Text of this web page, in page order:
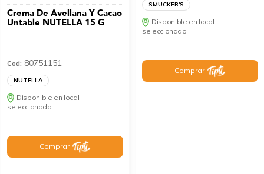
Crema De Avellana Y Cacao
Untable NUTELLA 15 G
Cod: 80751151
NUTELLA
Disponible en local
seleccionado
Comprar
SMUCKER'S
Disponible en local
seleccionado
Comprar